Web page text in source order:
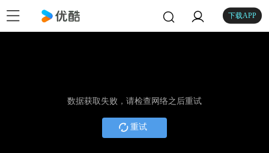
下载APP
数据获取失败，请检查网络之后重试
重试